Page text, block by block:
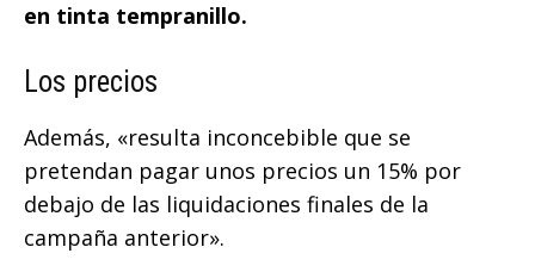
en tinta tempranillo.
Los precios
Además, «resulta inconcebible que se
pretendan pagar unos precios un 15% por
debajo de las liquidaciones finales de la
campaña anterior».